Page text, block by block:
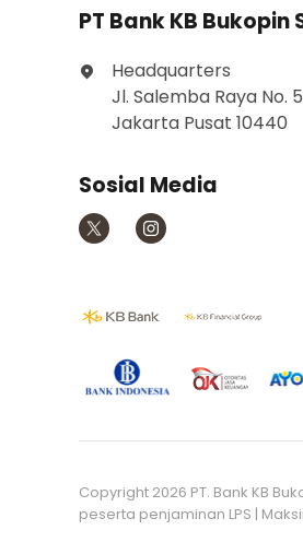
PT Bank KB Bukopin
Headquarters
Jl. Salemba Raya No.
Jakarta Pusat 10440
Sosial Media
Copyright 2026 PT. Bank KB
peserta penjaminan LPS |